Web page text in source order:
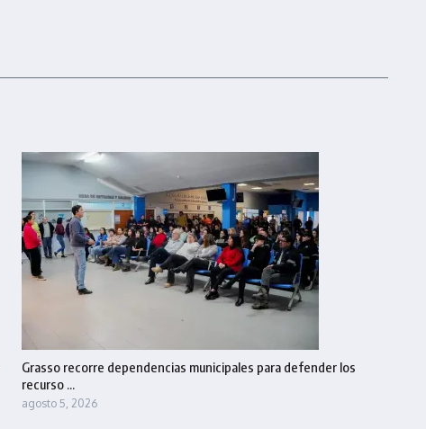
Grasso recorre dependencias municipales para defender los
recurso ...
agosto 5, 2026